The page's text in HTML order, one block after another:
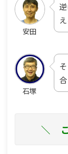
安田
石塚
＼